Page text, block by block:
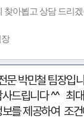
찾아뵙고 상담 드리
장
문 박민철 팀장입
사드립니다 ^^ 최
를 제공하여 조